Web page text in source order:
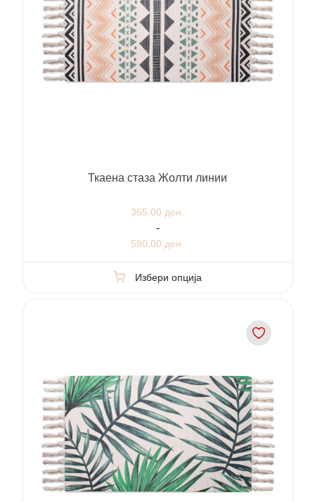
Ткаена стаза Жолти линии
365.00 ден.
-
580.00 ден.
Избери опција